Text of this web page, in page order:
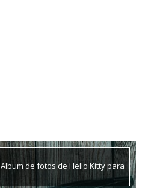
Album de fotos de Hello Kitty para